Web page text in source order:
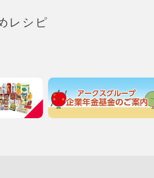
レシピ